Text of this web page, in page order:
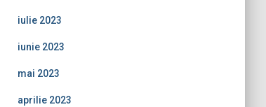
iulie 2023
iunie 2023
mai 2023
aprilie 2023